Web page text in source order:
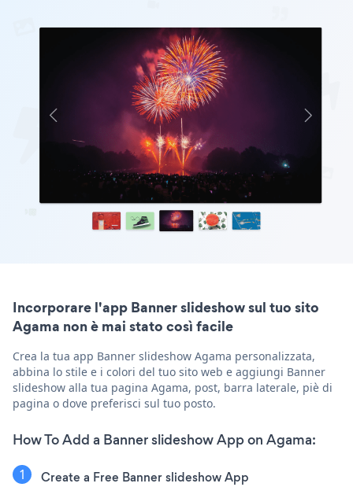
Incorporare l'app Banner slideshow sul tuo sito
Agama non è mai stato così facile
Crea la tua app Banner slideshow Agama personalizzata,
abbina lo stile e i colori del tuo sito web e aggiungi Banner
slideshow alla tua pagina Agama, post, barra laterale, piè di
pagina o dove preferisci sul tuo posto.
How To Add a Banner slideshow App on Agama:
Create a Free Banner slideshow App